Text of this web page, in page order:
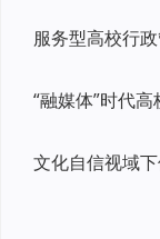
服务型高校行
“融媒体”时代
文化自信视域